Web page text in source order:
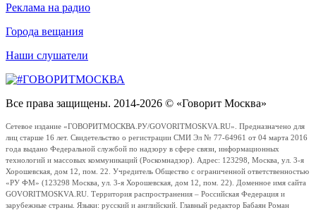
Реклама на радио
Города вещания
Наши слушатели
Все права защищены. 2014-2026 © «Говорит Москва»
Сетевое издание «ГОВОРИТМОСКВА.РУ/GOVORITMOSKVA.RU». Предназначено для
лиц старше 16 лет. Свидетельство о регистрации СМИ Эл № 77-64961 от 04 марта 2016
года выдано Федеральной службой по надзору в сфере связи, информационных
технологий и массовых коммуникаций (Роскомнадзор). Адрес: 123298, Москва, ул. 3-я
Хорошевская, дом 12, пом. 22. Учредитель Общество с ограниченной ответственностью
«РУ ФМ» (123298 Москва, ул. 3-я Хорошевская, дом 12, пом. 22). Доменное имя сайта
GOVORITMOSKVA.RU. Территория распространения – Российская Федерация и
зарубежные страны. Языки: русский и английский. Главный редактор Бабаян Роман